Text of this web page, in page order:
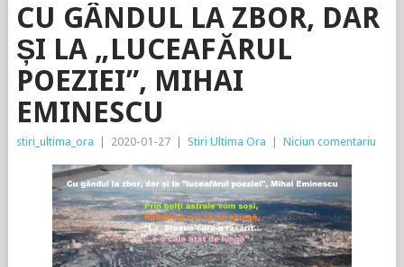
CU GÂNDUL LA ZBOR, DAR
ȘI LA „LUCEAFĂRUL
POEZIEI”, MIHAI
EMINESCU
stiri_ultima_ora 2020-01-27 Stiri Ultima Ora Niciun comentariu